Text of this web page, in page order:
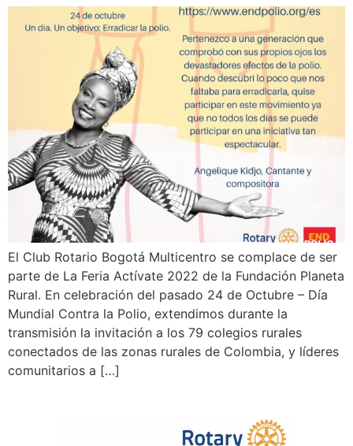
El Club Rotario Bogotá Multicentro se complace de ser
parte de La Feria Actívate 2022 de la Fundación Planeta
Rural. En celebración del pasado 24 de Octubre – Día
Mundial Contra la Polio, extendimos durante la
transmisión la invitación a los 79 colegios rurales
conectados de las zonas rurales de Colombia, y líderes
comunitarios a […]